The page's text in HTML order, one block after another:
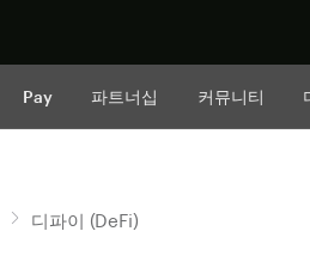
Pay 파트너십 커뮤니티
디파이 (DeFi)